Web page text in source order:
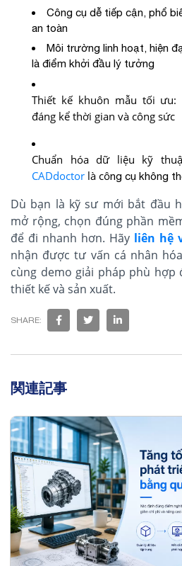
Công cụ dễ tiếp cận, phổ
an toàn
Môi trường linh hoạt, hiện
là điểm khởi đầu lý tưởng
Thiết kế khuôn mẫu tối ưu:
đáng kể thời gian và công sức
Chuẩn hóa dữ liệu kỹ
CADdoctor là công cụ không
Dù bạn là kỹ sư mới bắt đầu
mở rộng, chọn đúng phần
để đi nhanh hơn. Hãy liên hệ
nhận được tư vấn cá nhân
cùng demo giải pháp phù
thiết kế và sản xuất.
SHARE:
関連記事